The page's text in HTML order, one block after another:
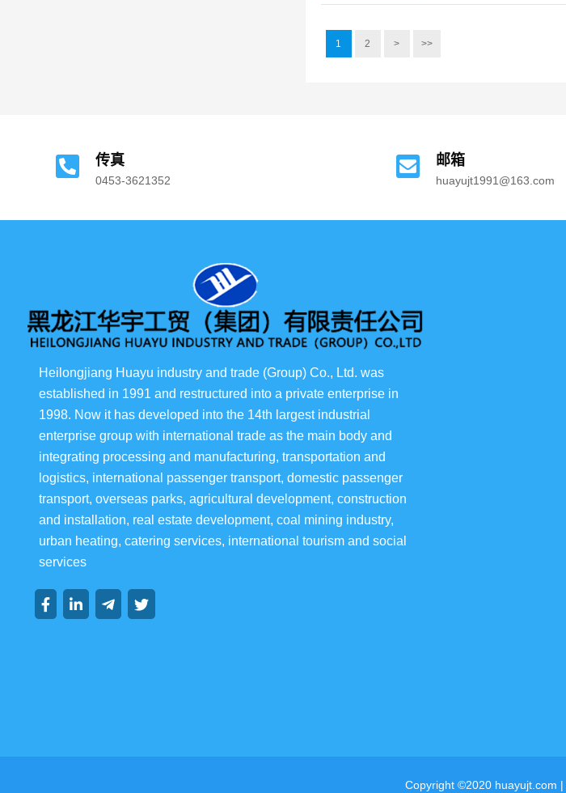
1 2 > >>
传真
0453-3621352
邮箱
huayujt1991@163.com
Heilongjiang Huayu industry and trade (Group) Co., Ltd. was
established in 1991 and restructured into a private enterprise in
1998. Now it has developed into the 14th largest industrial
enterprise group with international trade as the main body and
integrating processing and manufacturing, transportation and
logistics, international passenger transport, domestic passenger
transport, overseas parks, agricultural development, construction
and installation, real estate development, coal mining industry,
urban heating, catering services, international tourism and social
services
Copyright ©2020 huayujt.com |